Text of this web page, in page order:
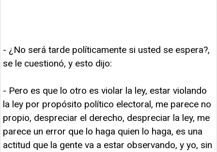
- ¿No será tarde políticamente si usted se espera?,
se le cuestionó, y esto dijo:
- Pero es que lo otro es violar la ley, estar violando
la ley por propósito político electoral, me parece no
propio, despreciar el derecho, despreciar la ley, me
parece un error que lo haga quien lo haga, es una
actitud que la gente va a estar observando, y yo, sin